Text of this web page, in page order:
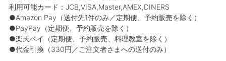
利用可能カード：JCB,VISA,Master,AMEX,DINERS
●Amazon Pay（送付先1件のみ／定期便、予約販売を除く）
●PayPay（定期便、予約販売を除く）
●楽天ペイ（定期便、予約販売、料理教室を除く）
●代金引換（330円／ご注文者さまへの送付のみ）